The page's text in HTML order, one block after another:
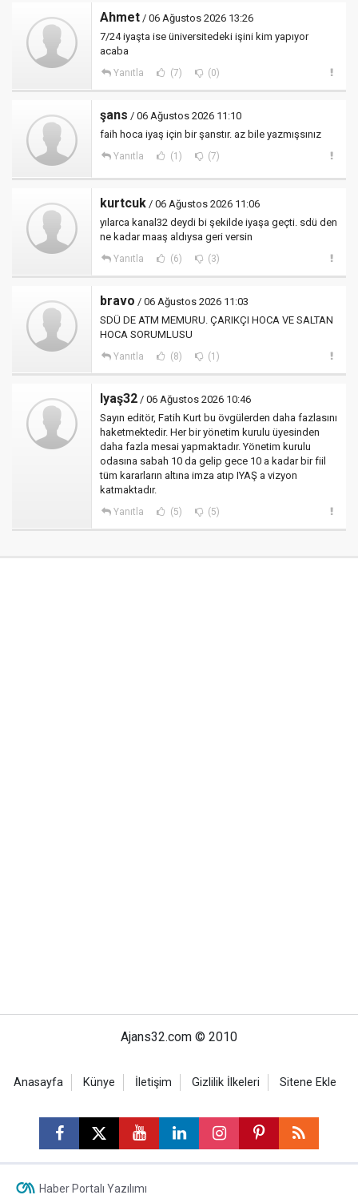
Ahmet / 06 Ağustos 2026 13:26
7/24 iyaşta ise üniversitedeki işini kim yapıyor
acaba
Yanıtla (7) (0)
şans / 06 Ağustos 2026 11:10
faih hoca iyaş için bir şanstır. az bile yazmışsınız
Yanıtla (1) (7)
kurtcuk / 06 Ağustos 2026 11:06
yılarca kanal32 deydi bi şekilde iyaşa geçti. sdü den
ne kadar maaş aldıysa geri versin
Yanıtla (6) (3)
bravo / 06 Ağustos 2026 11:03
SDÜ DE ATM MEMURU. ÇARIKÇI HOCA VE SALTAN
HOCA SORUMLUSU
Yanıtla (8) (1)
Iyaş32 / 06 Ağustos 2026 10:46
Sayın editör, Fatih Kurt bu övgülerden daha fazlasını
haketmektedir. Her bir yönetim kurulu üyesinden
daha fazla mesai yapmaktadır. Yönetim kurulu
odasına sabah 10 da gelip gece 10 a kadar bir fiil
tüm kararların altına imza atıp IYAŞ a vizyon
katmaktadır.
Yanıtla (5) (5)
Ajans32.com © 2010
Anasayfa Künye İletişim Gizlilik İlkeleri Sitene Ekle
Haber Portalı Yazılımı